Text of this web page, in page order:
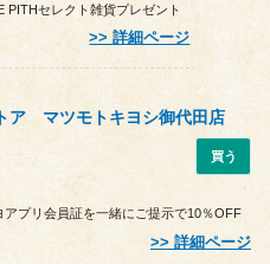
PITHセレクト雑貨プレゼント
詳細ページ
ア マツモトキヨシ御代田店
買う
プリ会員証を一緒にご提示で10％OFF
詳細ページ